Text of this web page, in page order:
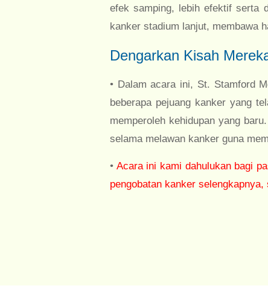
efek samping, lebih efektif serta
kanker stadium lanjut, membawa
Dengarkan Kisah
• Dalam acara ini, St. Stamford
beberapa pejuang kanker yang
memperoleh kehidupan yang
selama melawan kanker guna
• Acara ini kami dahulukan bagi
pengobatan kanker